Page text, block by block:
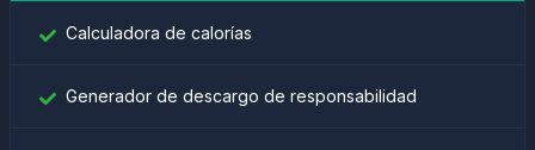
Calculadora de calorías
Generador de descargo de responsabilidad